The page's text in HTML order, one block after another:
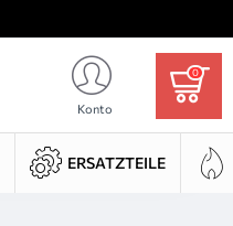
Konto
0
ERSATZTEILE